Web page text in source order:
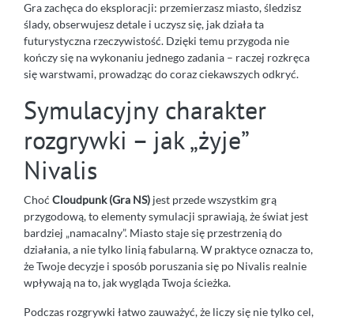
Gra zachęca do eksploracji: przemierzasz miasto, śledzisz
ślady, obserwujesz detale i uczysz się, jak działa ta
futurystyczna rzeczywistość. Dzięki temu przygoda nie
kończy się na wykonaniu jednego zadania – raczej rozkręca
się warstwami, prowadząc do coraz ciekawszych odkryć.
Symulacyjny charakter
rozgrywki – jak „żyje”
Nivalis
Choć Cloudpunk (Gra NS) jest przede wszystkim grą
przygodową, to elementy symulacji sprawiają, że świat jest
bardziej „namacalny”. Miasto staje się przestrzenią do
działania, a nie tylko linią fabularną. W praktyce oznacza to,
że Twoje decyzje i sposób poruszania się po Nivalis realnie
wpływają na to, jak wygląda Twoja ścieżka.
Podczas rozgrywki łatwo zauważyć, że liczy się nie tylko cel,